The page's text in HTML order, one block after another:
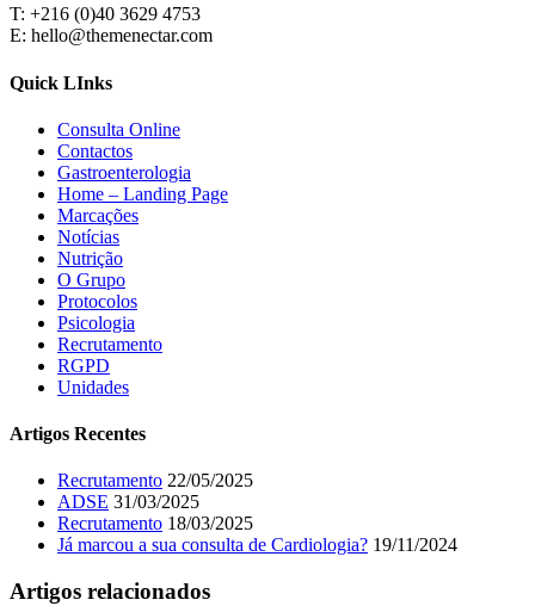
T: +216 (0)40 3629 4753
E: hello@themenectar.com
Quick LInks
Consulta Online
Contactos
Gastroenterologia
Home – Landing Page
Marcações
Notícias
Nutrição
O Grupo
Protocolos
Psicologia
Recrutamento
RGPD
Unidades
Artigos Recentes
Recrutamento 22/05/2025
ADSE 31/03/2025
Recrutamento 18/03/2025
Já marcou a sua consulta de Cardiologia? 19/11/2024
Artigos relacionados